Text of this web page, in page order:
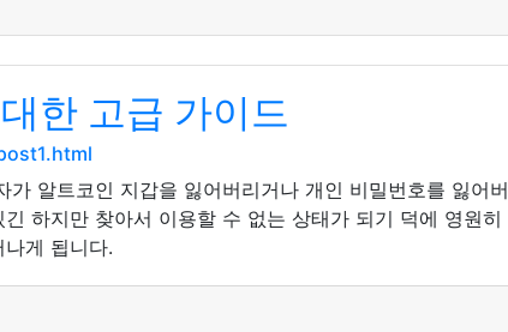
한 고급 가이드
가 알트코인 지갑을 잃어버리거나 개인 비밀번호를 잃어
하지만 찾아서 이용할 수 없는 상태가 되기 덕에 영원
게 됩니다.